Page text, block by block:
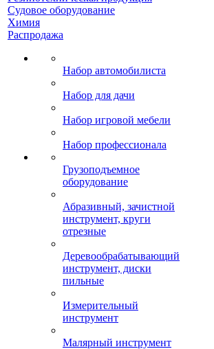
Судовое оборудование
Химия
Распродажа
Набор автомобилиста
Набор для дачи
Набор игровой мебели
Набор профессионала
Грузоподъемное
оборудование
Абразивный, зачистной
инструмент, круги
отрезные
Деревообрабатывающий
инструмент, диски
пильные
Измерительный
инструмент
Малярный инструмент